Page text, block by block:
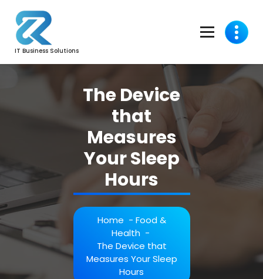
content
IT Business Solutions
The Device
that
Measures
Your Sleep
Hours
Home - Food &
Health-
The Device that
Measures Your Sleep
Hours